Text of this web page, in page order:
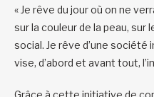
« Je rêve du jour où on ne
sur la couleur de la peau, sur
social. Je rêve d’une société
vise, d’abord et avant tout,
Grâce à cette initiative de